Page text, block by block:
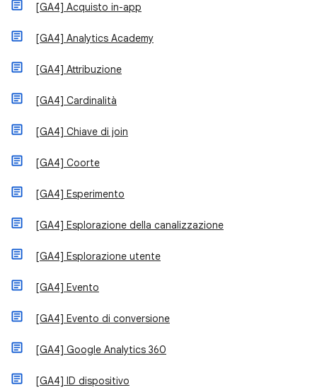
[GA4] Acquisto in-app
[GA4] Analytics Academy
[GA4] Attribuzione
[GA4] Cardinalità
[GA4] Chiave di join
[GA4] Coorte
[GA4] Esperimento
[GA4] Esplorazione della canalizzazione
[GA4] Esplorazione utente
[GA4] Evento
[GA4] Evento di conversione
[GA4] Google Analytics 360
[GA4] ID dispositivo